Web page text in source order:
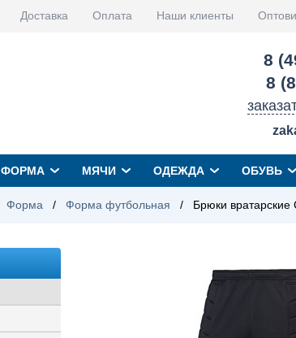
Доставка Оплата Наши клиенты
8
8
ФОРМА МЯЧИ ОДЕЖДА ОБУВЬ
Форма / Форма футбольная / Брюки вратарские